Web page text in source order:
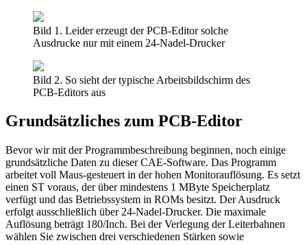
Bild 1. Leider erzeugt der PCB-Editor solche
Ausdrucke nur mit einem 24-Nadel-Drucker
Bild 2. So sieht der typische Arbeitsbildschirm des
PCB-Editors aus
Grundsätzliches zum PCB-Editor
Bevor wir mit der Programmbeschreibung beginnen, noch einige
grundsätzliche Daten zu dieser CAE-Software. Das Programm
arbeitet voll Maus-gesteuert in der hohen Monitorauflösung. Es setzt
einen ST voraus, der über mindestens 1 MByte Speicherplatz
verfügt und das Betriebssystem in ROMs besitzt. Der Ausdruck
erfolgt ausschließlich über 24-Nadel-Drucker. Die maximale
Auflösung beträgt 180/Inch. Bei der Verlegung der Leiterbahnen
wählen Sie zwischen drei verschiedenen Stärken sowie